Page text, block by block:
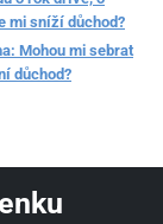
mi sníží důchod?
Mohou mi sebrat
důchod?